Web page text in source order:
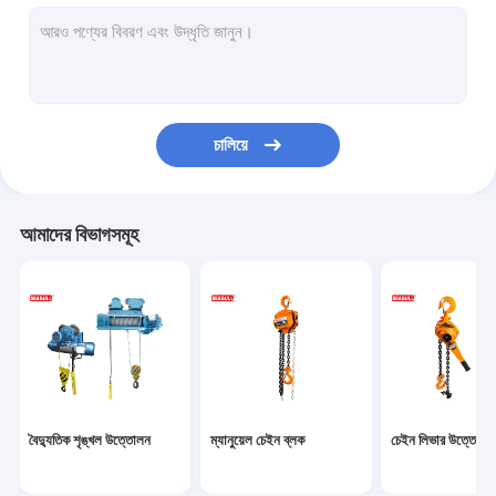
ভ্রমণ ভ্রমণ ট্রলিবাস
যান্ত্রিক উত্তোলন জ্যাক
পলিয়েস্টার বেবাল slings
বৈদ্যুতিক এন্টি ভিঞ্চ
চালিয়ে
আমাদের বিভাগসমূহ
বৈদ্যুতিক শৃঙ্খল উত্তোলন ম্যানুয়েল চেইন ব্লক চেইন লিভার উত্তোলন